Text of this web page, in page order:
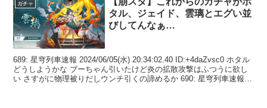
ガチャ
タル、ジェイド、雲璃とエグい並
びしてんなぁ…
689: 星穹列車速報 2024/06/05(水) 20:34:02.40 ID:+4daZvsc0 ホタル
どうしようかな ブーちゃん引いたけど炎の拡散攻撃はふつうに欲し
い さすがに物理被りだしウンチ引くの諦めるか 690: 星穹列車速報